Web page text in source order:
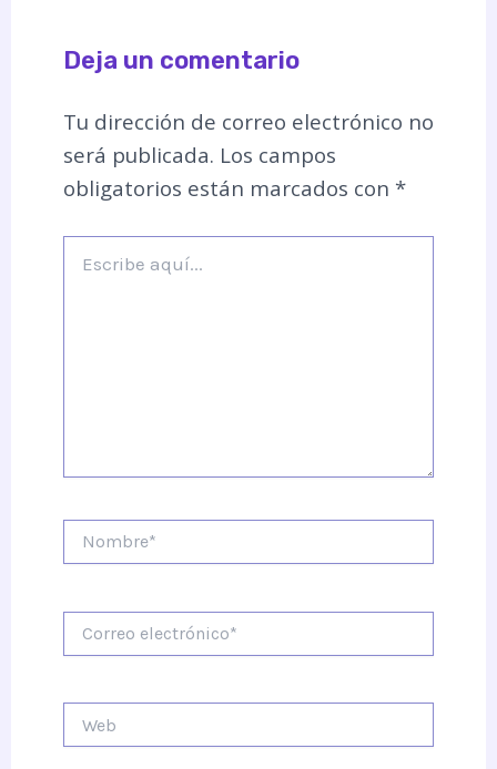
Deja un comentario
Tu dirección de correo electrónico no
será publicada. Los campos
obligatorios están marcados con *
aquí...
electrónico*